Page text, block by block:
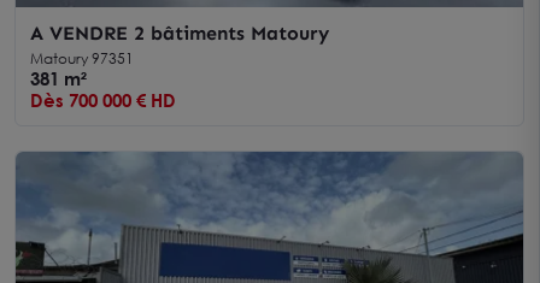
A VENDRE 2 bâtiments Matoury
Matoury 97351
381 m²
Dès 700 000 € HD